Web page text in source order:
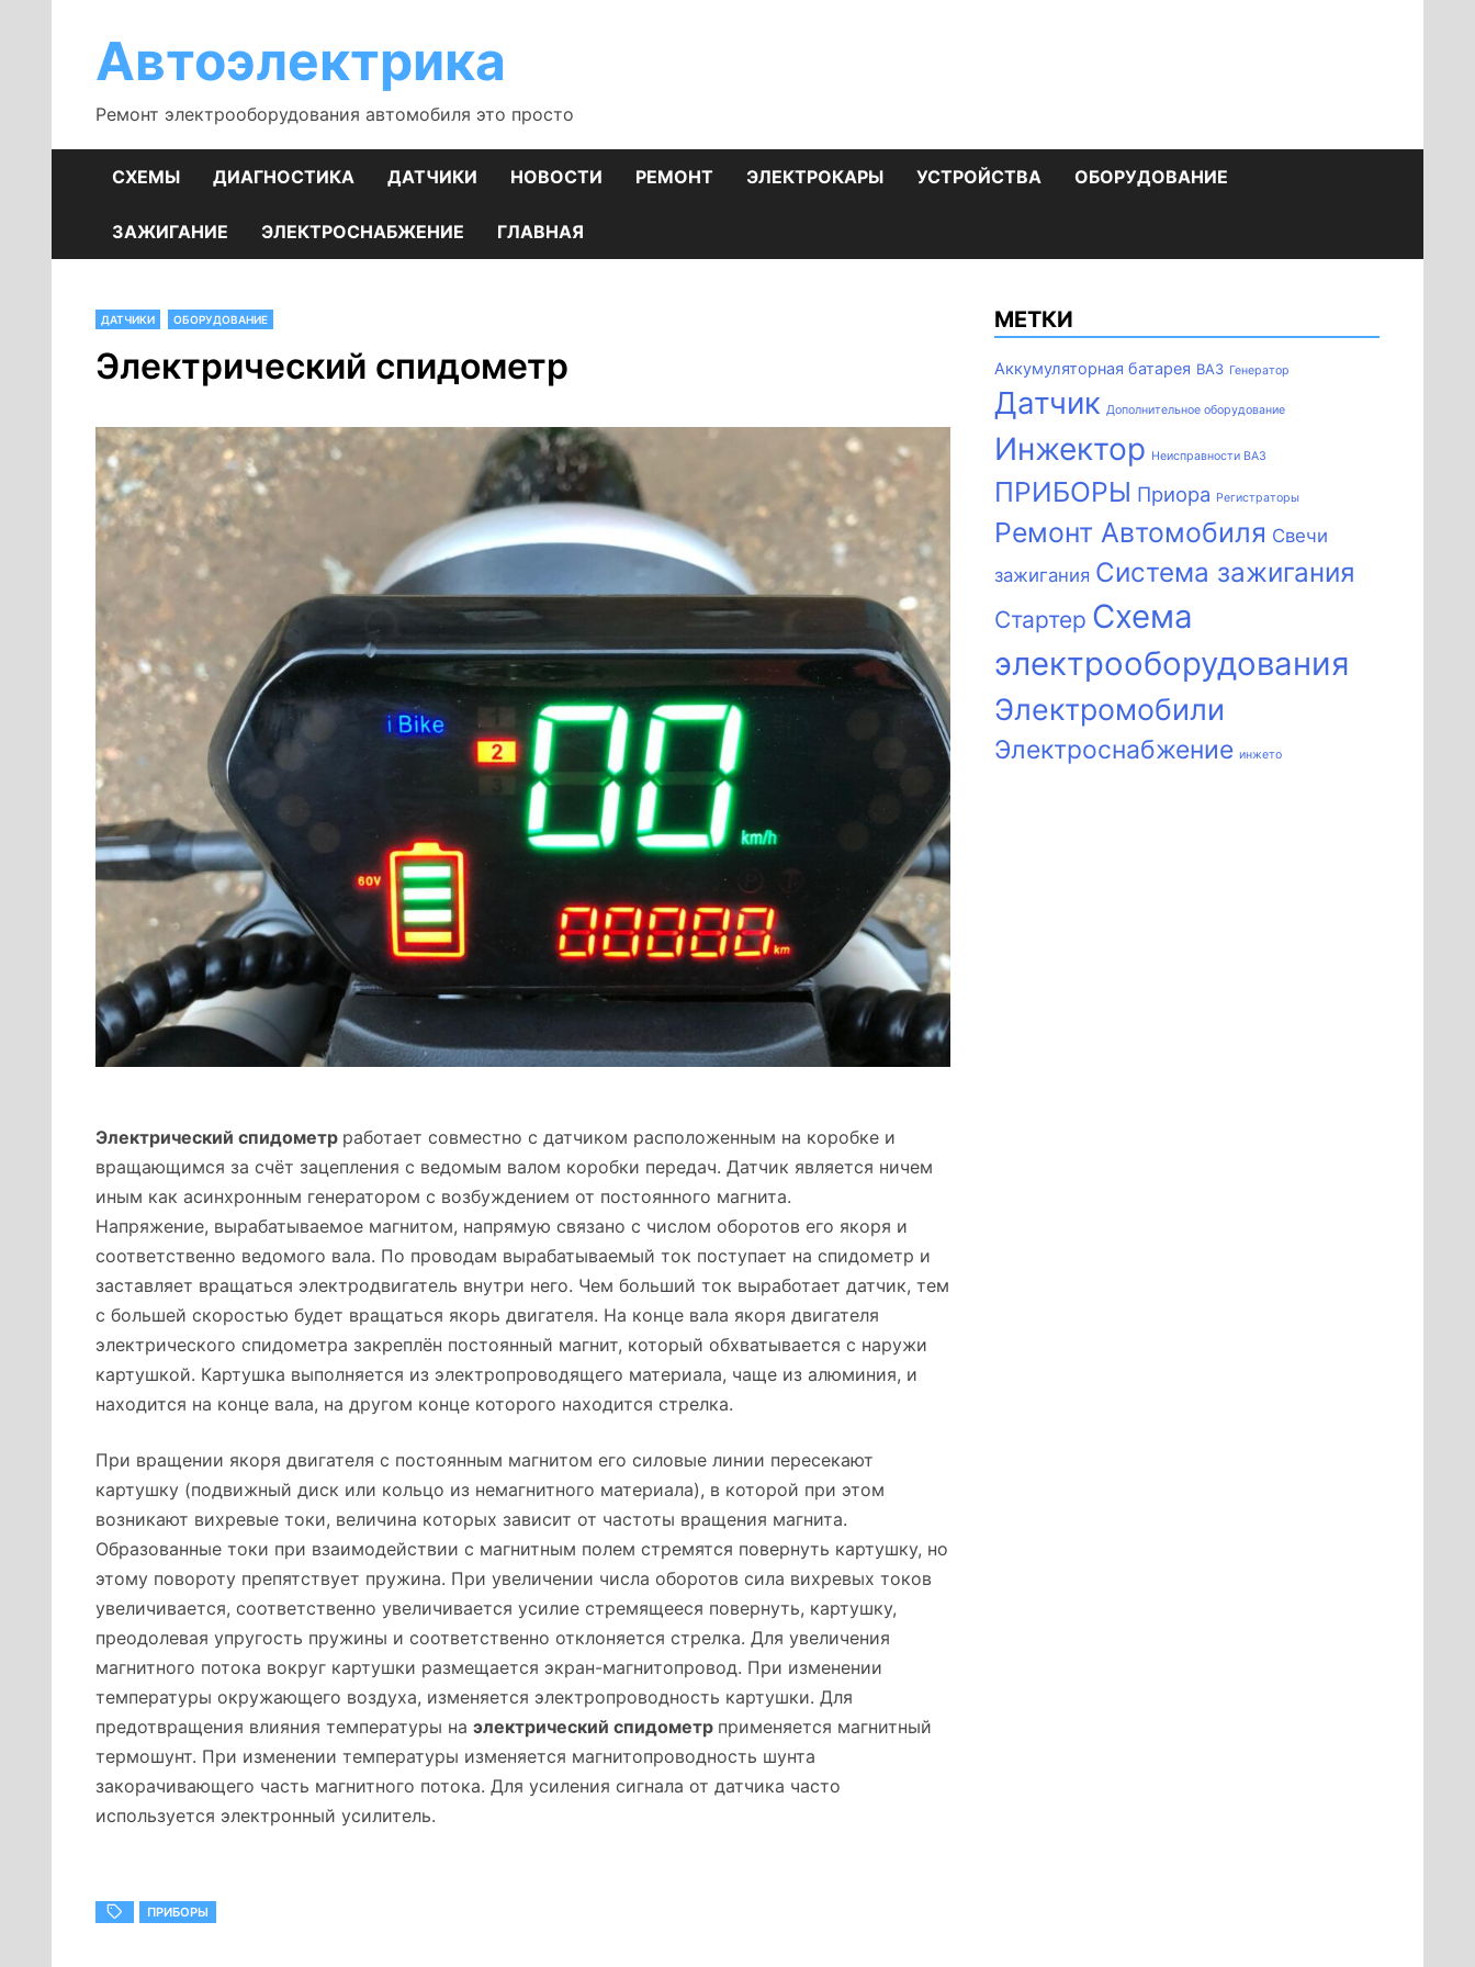
содержимому
Автоэлектрика
Ремонт электрооборудования автомобиля это просто
СХЕМЫ ДИАГНОСТИКА ДАТЧИКИ НОВОСТИ РЕМОНТ ЭЛЕКТРОКАРЫ УСТРОЙСТВА ОБОРУДОВАНИЕ
ЗАЖИГАНИЕ ЭЛЕКТРОСНАБЖЕНИЕ ГЛАВНАЯ
ДАТЧИКИ ОБОРУДОВАНИЕ
Электрический спидометр
Электрический спидометр работает совместно с датчиком расположенным на коробке и
вращающимся за счёт зацепления с ведомым валом коробки передач. Датчик является ничем
иным как асинхронным генератором с возбуждением от постоянного магнита.
Напряжение, вырабатываемое магнитом, напрямую связано с числом оборотов его якоря и
соответственно ведомого вала. По проводам вырабатываемый ток поступает на спидометр и
заставляет вращаться электродвигатель внутри него. Чем больший ток выработает датчик, тем
с большей скоростью будет вращаться якорь двигателя. На конце вала якоря двигателя
электрического спидометра закреплён постоянный магнит, который обхватывается с наружи
картушкой. Картушка выполняется из электропроводящего материала, чаще из алюминия, и
находится на конце вала, на другом конце которого находится стрелка.
При вращении якоря двигателя с постоянным магнитом его силовые линии пересекают
картушку (подвижный диск или кольцо из немагнитного материала), в которой при этом
возникают вихревые токи, величина которых зависит от частоты вращения магнита.
Образованные токи при взаимодействии с магнитным полем стремятся повернуть картушку, но
этому повороту препятствует пружина. При увеличении числа оборотов сила вихревых токов
увеличивается, соответственно увеличивается усилие стремящееся повернуть, картушку,
преодолевая упругость пружины и соответственно отклоняется стрелка. Для увеличения
магнитного потока вокруг картушки размещается экран-магнитопровод. При изменении
температуры окружающего воздуха, изменяется электропроводность картушки. Для
предотвращения влияния температуры на электрический спидометр применяется магнитный
термошунт. При изменении температуры изменяется магнитопроводность шунта
закорачивающего часть магнитного потока. Для усиления сигнала от датчика часто
используется электронный усилитель.
ПРИБОРЫ
МЕТКИ
Аккумуляторная батарея ВАЗ Генератор
Датчик Дополнительное оборудование
Инжектор Неисправности ВАЗ
ПРИБОРЫ Приора Регистраторы
Ремонт Автомобиля Свечи
зажигания Система зажигания
Стартер Схема
электрооборудования
Электромобили
Электроснабжение инжето